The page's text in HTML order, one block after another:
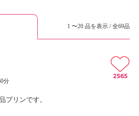
1 〜20 品を表示 / 全69品
分
プリンです。
2565